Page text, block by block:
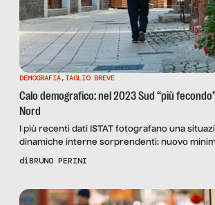
DEMOGRAFIA,TAGLIO BREVE
Calo demografico: nel 2023 Sud “più
Nord
I più recenti dati ISTAT fotografano una
dinamiche interne sorprendenti: nuovo
nascite, con il divario geografico che svuota
diBRUNO PERINI